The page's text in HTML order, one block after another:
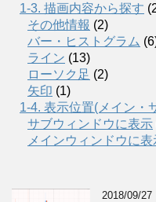
1-3. 描画内容から探す
その他情報 (2)
バー・ヒストグラム
ライン (13)
ローソク足 (2)
矢印 (1)
1-4. 表示位置(メイン・
サブウィンドウに表示
メインウィンドウに表
2018/09/27